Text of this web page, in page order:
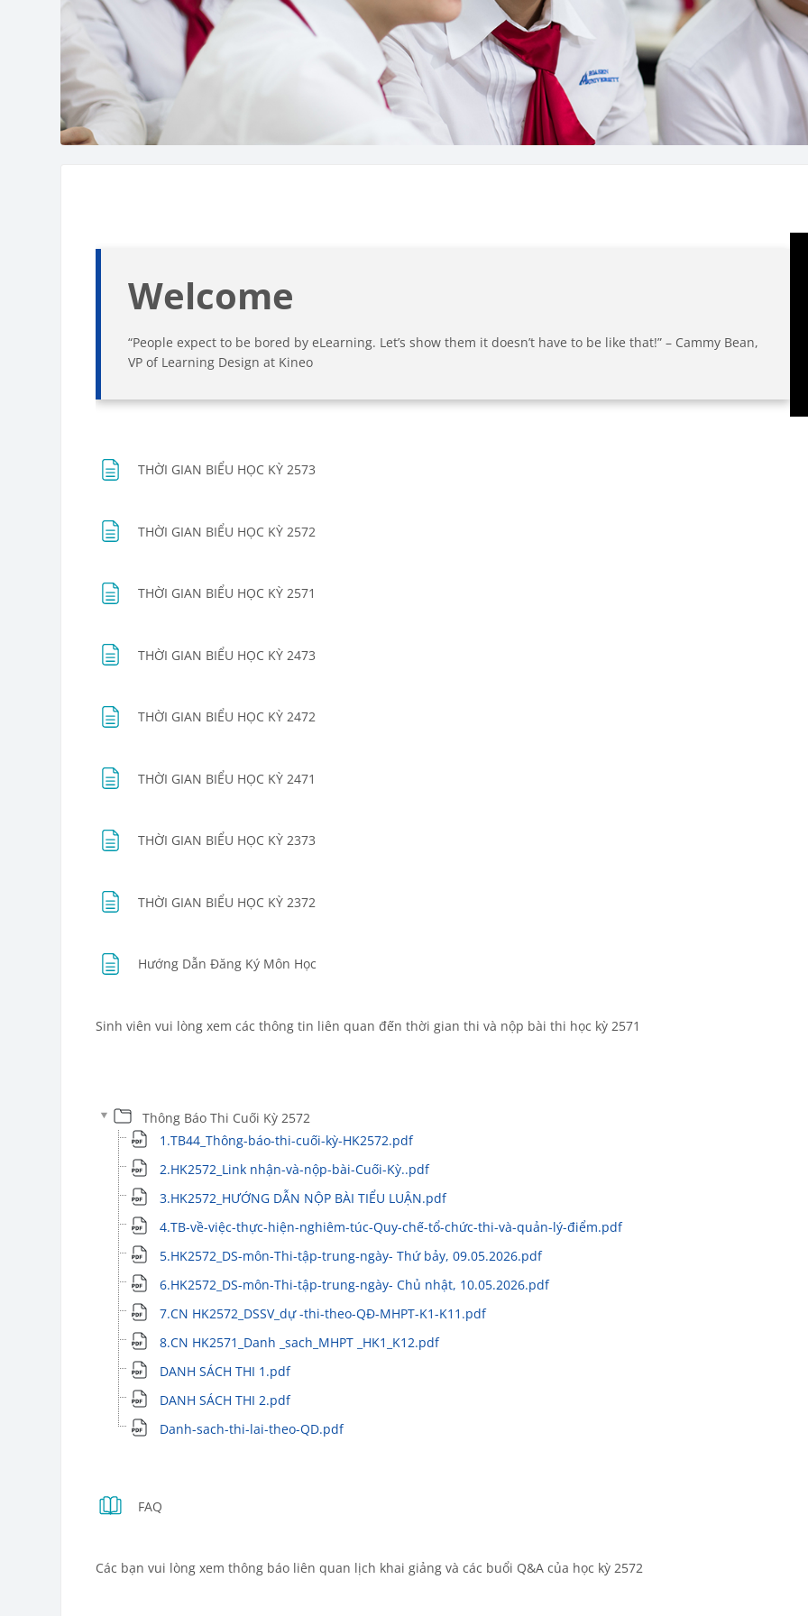
Welcome
“People expect to be bored by eLearning. Let’s show them it doesn’t have to be like that!” – Cammy Bean,
VP of Learning Design at Kineo
THỜI GIAN BIỂU HỌC KỲ 2573
THỜI GIAN BIỂU HỌC KỲ 2572
THỜI GIAN BIỂU HỌC KỲ 2571
THỜI GIAN BIỂU HỌC KỲ 2473
THỜI GIAN BIỂU HỌC KỲ 2472
THỜI GIAN BIỂU HỌC KỲ 2471
THỜI GIAN BIỂU HỌC KỲ 2373
THỜI GIAN BIỂU HỌC KỲ 2372
Hướng Dẫn Đăng Ký Môn Học
Sinh viên vui lòng xem các thông tin liên quan đến thời gian thi và nộp bài thi học kỳ 2571
Thông Báo Thi Cuối Kỳ 2572
1.TB44_Thông-báo-thi-cuối-kỳ-HK2572.pdf
2.HK2572_Link nhận-và-nộp-bài-Cuối-Kỳ..pdf
3.HK2572_HƯỚNG DẪN NỘP BÀI TIỂU LUẬN.pdf
4.TB-về-việc-thực-hiện-nghiêm-túc-Quy-chế-tổ-chức-thi-và-quản-lý-điểm.pdf
5.HK2572_DS-môn-Thi-tập-trung-ngày- Thứ bảy, 09.05.2026.pdf
6.HK2572_DS-môn-Thi-tập-trung-ngày- Chủ nhật, 10.05.2026.pdf
7.CN HK2572_DSSV_dự -thi-theo-QĐ-MHPT-K1-K11.pdf
8.CN HK2571_Danh _sach_MHPT _HK1_K12.pdf
DANH SÁCH THI 1.pdf
DANH SÁCH THI 2.pdf
Danh-sach-thi-lai-theo-QD.pdf
FAQ
Các bạn vui lòng xem thông báo liên quan lịch khai giảng và các buổi Q&A của học kỳ 2572